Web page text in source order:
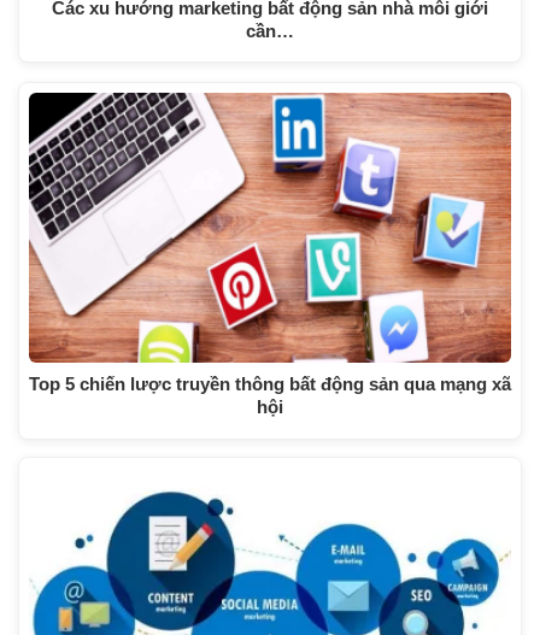
Các xu hướng marketing bất động sản nhà môi giới
cần…
Top 5 chiến lược truyền thông bất động sản qua mạng xã
hội